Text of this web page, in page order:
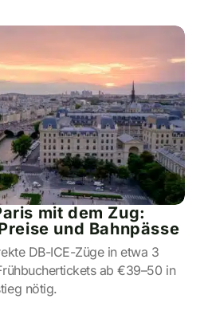
mit dem Zug:
und Bahnpässe
DB-ICE-Züge in etwa 3
ab €39–50 in
nötig.